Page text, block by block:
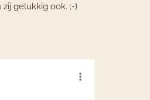
gelukkig ook. ;-)